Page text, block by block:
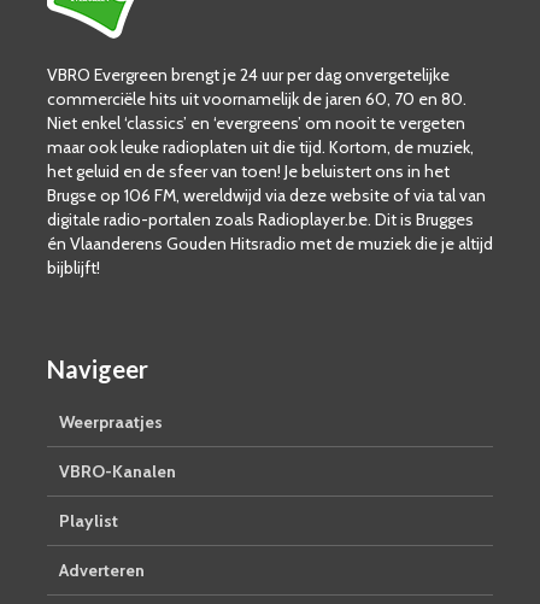
VBRO Evergreen brengt je 24 uur per dag onvergetelijke
commerciële hits uit voornamelijk de jaren 60, 70 en 80.
Niet enkel ‘classics’ en ‘evergreens’ om nooit te vergeten
maar ook leuke radioplaten uit die tijd. Kortom, de muziek,
het geluid en de sfeer van toen! Je beluistert ons in het
Brugse op 106 FM, wereldwijd via deze website of via tal van
digitale radio-portalen zoals Radioplayer.be. Dit is Brugges
én Vlaanderens Gouden Hitsradio met de muziek die je altijd
bijblijft!
Navigeer
Weerpraatjes
VBRO-Kanalen
Playlist
Adverteren